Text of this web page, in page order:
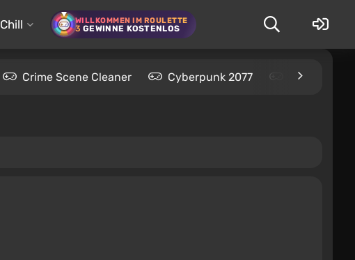
Chill WILLKOMMEN IM ROULETTE
3 GEWINNE KOSTENLOS
Crime Scene Cleaner Cyberpunk 2077 Kingdom